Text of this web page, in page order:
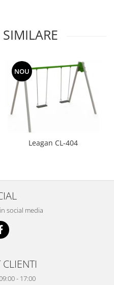
NOU
Leagan CL-404
social media
- 17:00